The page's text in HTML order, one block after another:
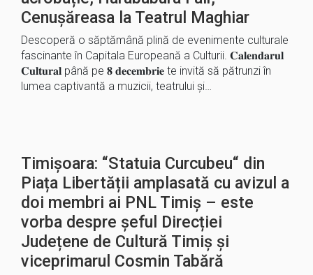
Cenușăreasa la Teatrul Maghiar
Descoperă o săptămână plină de evenimente culturale
fascinante în Capitala Europeană a Culturii. 𝐂𝐚𝐥𝐞𝐧𝐝𝐚𝐫𝐮𝐥
𝐂𝐮𝐥𝐭𝐮𝐫𝐚𝐥 până pe 𝟖 𝐝𝐞𝐜𝐞𝐦𝐛𝐫𝐢𝐞 te invită să pătrunzi în
lumea captivantă a muzicii, teatrului și…
Timișoara: “Statuia Curcubeu“ din
Piața Libertății amplasată cu avizul a
doi membri ai PNL Timiș – este
vorba despre șeful Direcției
Județene de Cultură Timiș și
viceprimarul Cosmin Tabără